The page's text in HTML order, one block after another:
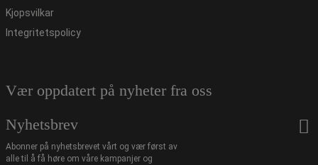
Kjopsvilkar
Integritetspolicy
Vær oppdatert på nyheter fra oss
Nyhetsbrev
Abonner på nyhetsbrevet vårt og vær først av
alle til å få høre om våre kampanjer og